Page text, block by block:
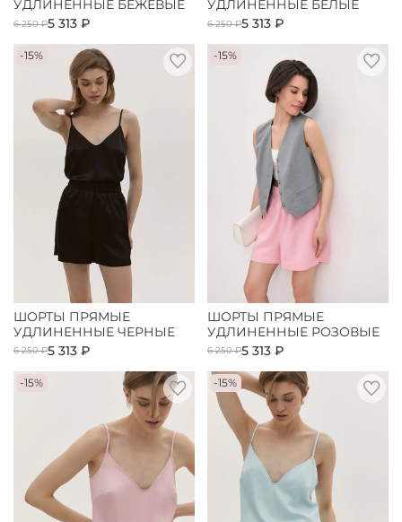
УДЛИНЕННЫЕ БЕЖЕВЫЕ
6 250 ₽5 313 ₽
УДЛИНЕННЫЕ БЕЛЫЕ
6 250 ₽5 313 ₽
-15%
ШОРТЫ ПРЯМЫЕ
УДЛИНЕННЫЕ ЧЕРНЫЕ
6 250 ₽5 313 ₽
-15%
ШОРТЫ ПРЯМЫЕ
УДЛИНЕННЫЕ РОЗОВЫЕ
6 250 ₽5 313 ₽
-15% -15%